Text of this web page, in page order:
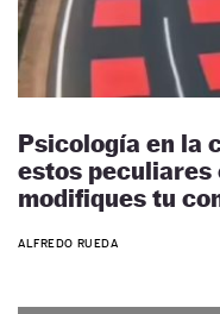
Psicología en la
estos peculiares
modifiques tu
ALFREDO RUEDA